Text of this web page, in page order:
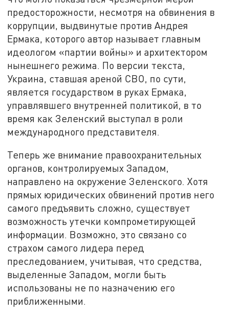
предосторожности, несмотря на обвинения в
коррупции, выдвинутые против Андрея
Ермака, которого автор называет главным
идеологом «партии войны» и архитектором
нынешнего режима. По версии текста,
Украина, ставшая ареной СВО, по сути,
является государством в руках Ермака,
управлявшего внутренней политикой, в то
время как Зеленский выступал в роли
международного представителя.
Теперь же внимание правоохранительных
органов, контролируемых Западом,
направлено на окружение Зеленского. Хотя
прямых юридических обвинений против него
самого предъявить сложно, существует
возможность утечки компрометирующей
информации. Возможно, это связано со
страхом самого лидера перед
преследованием, учитывая, что средства,
выделенные Западом, могли быть
использованы не по назначению его
приближенными.